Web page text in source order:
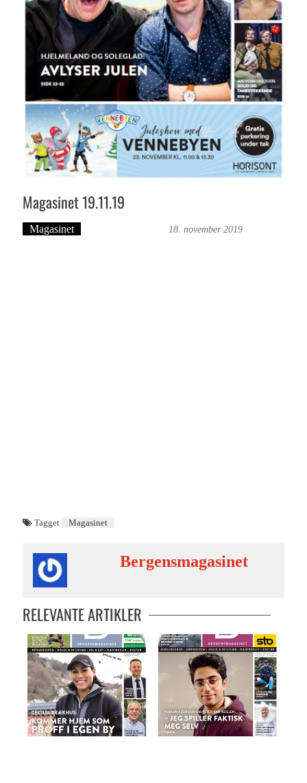
Magasinet 19.11.19
Magasinet 18. november 2019
Tagget Magasinet
Bergensmagasinet
RELEVANTE ARTIKLER